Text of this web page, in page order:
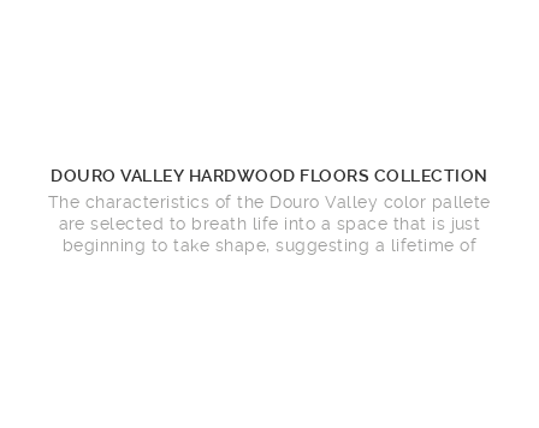
DOURO VALLEY HARDWOOD FLOORS COLLECTION
The characteristics of the Douro Valley color pallete
are selected to breath life into a space that is just
beginning to take shape, suggesting a lifetime of